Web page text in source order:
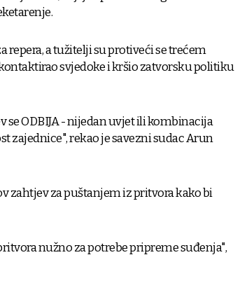
repera, a tužitelji su protiveći se trećem
svjedoke i kršio zatvorsku politiku
se ODBIJA - nijedan uvjet ili kombinacija
zajednice", rekao je savezni sudac Arun
zahtjev za puštanjem iz pritvora kako bi
nužno za potrebe pripreme suđenja",